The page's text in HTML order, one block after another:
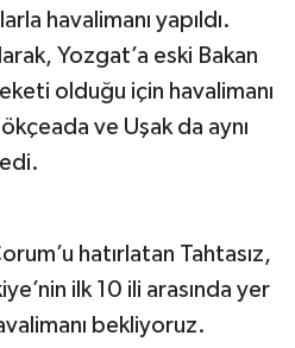
havalimanı yapıldı.
Yozgat’a eski Bakan
olduğu için havalimanı
ve Uşak da aynı
hatırlatan Tahtasız,
ilk 10 ili arasında yer
bekliyoruz.